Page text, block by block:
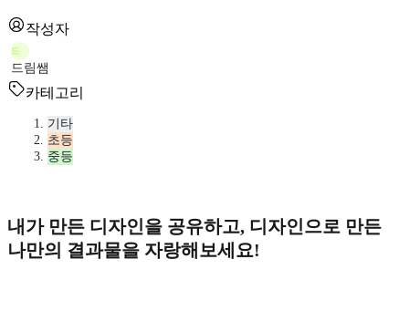
작성자
드
드림쌤
카테고리
기타
초등
중등
내가 만든 디자인을 공유하고, 디자인으로 만든
나만의 결과물을 자랑해보세요!